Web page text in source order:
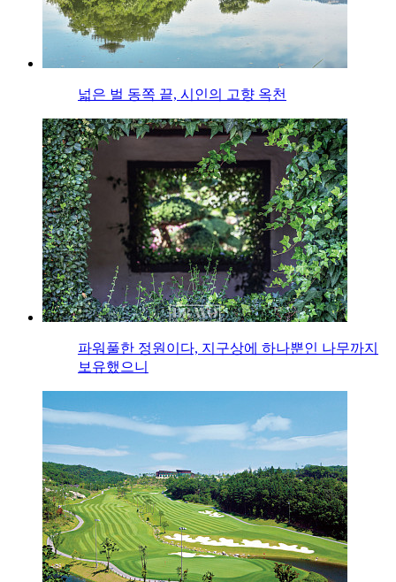
넓은 벌 동쪽 끝, 시인의 고향 옥천
파워풀한 정원이다, 지구상에 하나뿐인 나무까지
보유했으니